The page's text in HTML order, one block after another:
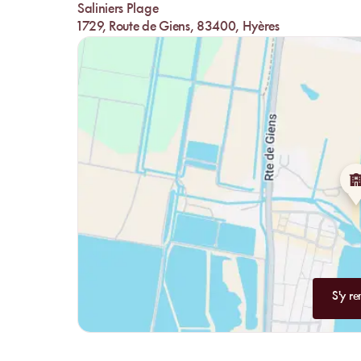
Saliniers Plage
1729, Route de Giens, 83400, Hyères
S'y